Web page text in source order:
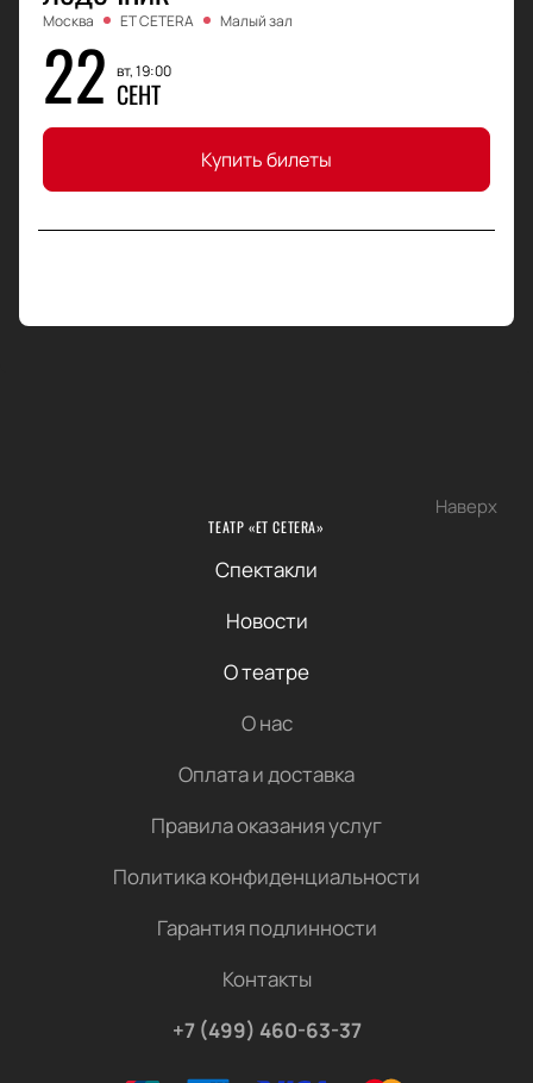
Москва ET CETERA Малый зал
22 вт, 19:00
СЕНТ
Купить билеты
Наверх
ТЕАТР «ET CETERA»
Спектакли
Новости
О театре
О нас
Оплата и доставка
Правила оказания услуг
Политика конфиденциальности
Гарантия подлинности
Контакты
+7 (499) 460-63-37